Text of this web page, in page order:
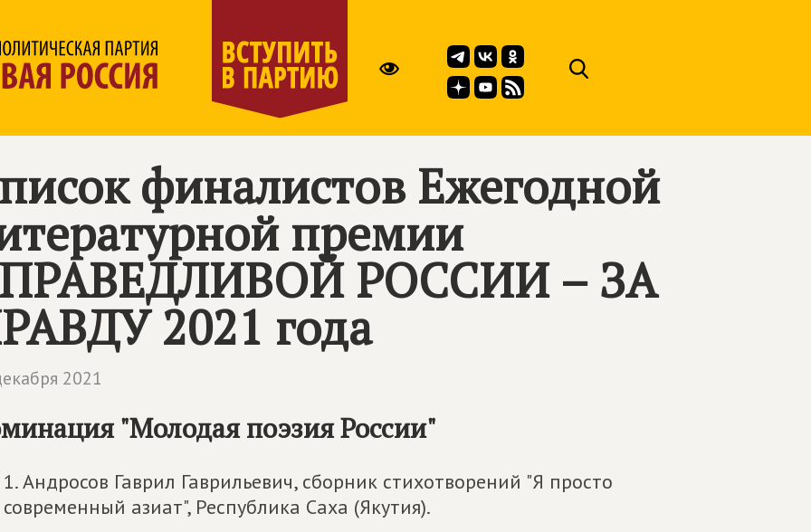
финалистов Ежегодной
премии
РОССИИ – ЗА
2021 года
2021
"Молодая поэзия России"
1. Андросов Гаврил Гаврильевич, сборник стихотворений "Я просто
современный азиат", Республика Саха (Якутия).